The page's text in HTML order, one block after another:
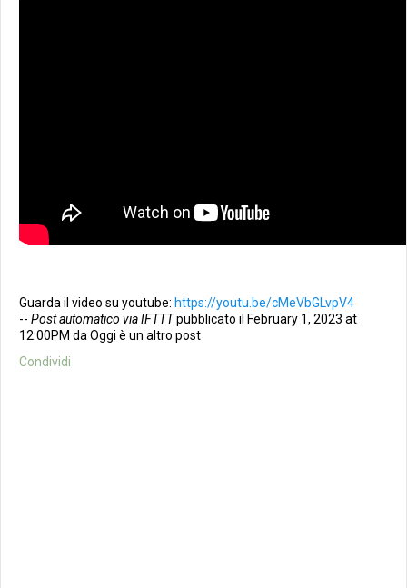
Guarda il video su youtube: https://youtu.be/cMeVbGLvpV4
-- Post automatico via IFTTTpubblicato il February 1, 2023 at
12:00PM da Oggi è un altro post
Condividi